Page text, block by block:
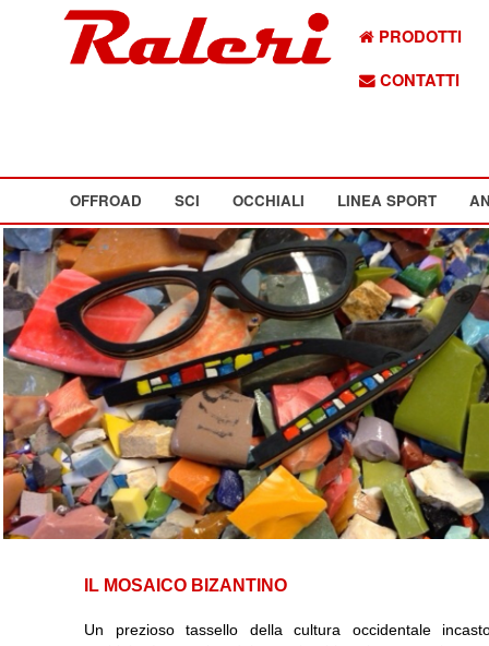
PRODOTTI
CONTATTI
OFFROAD SCI OCCHIALI LINEA SPORT
IL MOSAICO BIZANTINO
Un prezioso tassello della cultura occidentale